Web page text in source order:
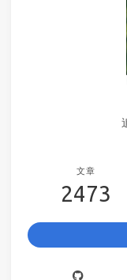
文章
2473